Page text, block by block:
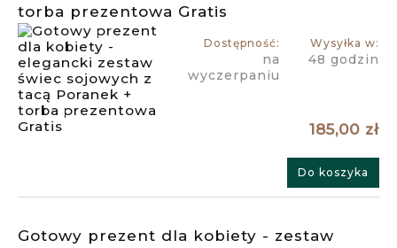
torba prezentowa Gratis
Dostępność:
na
wyczerpaniu
Wysyłka w:
48 godzin
185,00 zł
Do koszyka
Gotowy prezent dla kobiety - zestaw